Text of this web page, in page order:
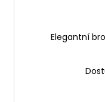
Elegantní